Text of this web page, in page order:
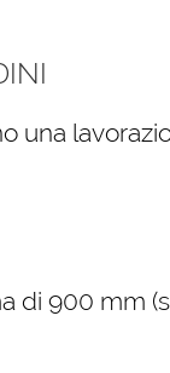
una
di 900 mm